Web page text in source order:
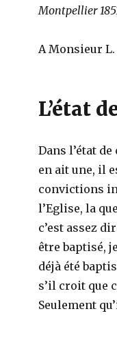
Montpellier
A Monsieur L.
L’état
Dans l’état
en ait une, il
convictions
l’Eglise, la
c’est assez
être baptisé,
déjà été
s’il croit que
Seulement